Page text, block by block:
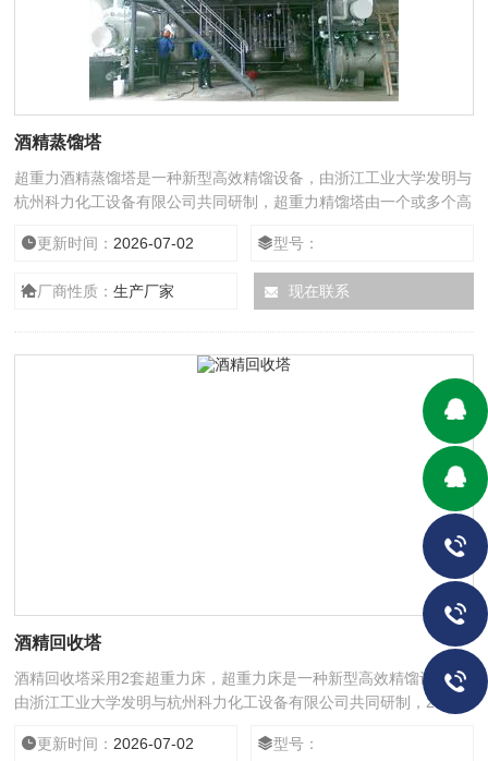
酒精蒸馏塔
超重力酒精蒸馏塔是一种新型高效精馏设备，由浙江工业大学发明与
杭州科力化工设备有限公司共同研制，超重力精馏塔由一个或多个高
1.2米高的超重力精馏塔相当于15米高的常用精馏塔，是对传统的板
更新时间： 2026-07-02 型号：
厂商性质：生产厂家 现在联系
酒精回收塔
酒精回收塔采用2套超重力床，超重力床是一种新型高效精馏设备，
由浙江工业大学发明与杭州科力化工设备有限公司共同研制，2004
个或多个高速旋转的转子组成，气液以逆向折流方式流经转子，进行
更新时间： 2026-07-02 型号：